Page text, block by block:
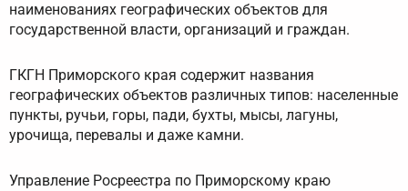
наименованиях географических объектов для
государственной власти, организаций и граждан.
ГКГН Приморского края содержит названия
географических объектов различных типов: населенные
пункты, ручьи, горы, пади, бухты, мысы, лагуны,
урочища, перевалы и даже камни.
Управление Росреестра по Приморскому краю